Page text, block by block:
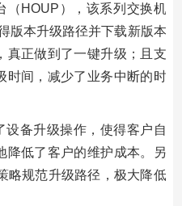
（HOUP），该系列交换机
版本升级路径并下载新版本
真正做到了一键升级；且支
时间，减少了业务中断的时
设备升级操作，使得客户自
降低了客户的维护成本。另
略规范升级路径，极大降低